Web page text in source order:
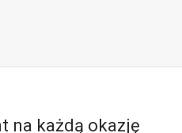
na każdą okazję